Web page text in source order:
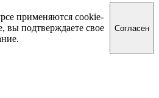
применяются cookie-
вы подтверждаете свое
Согласен